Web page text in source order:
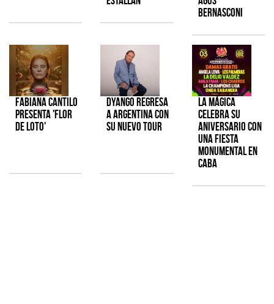
Bernasconi
Fabiana Cantilo
presenta 'Flor
de Loto'
Dyango regresa
a Argentina con
su nuevo tour
La Mágica
celebra su
aniversario con
una fiesta
monumental en
CABA